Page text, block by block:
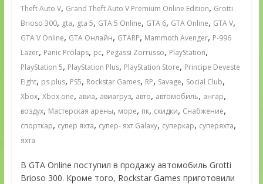
Theft Auto V, Grand Theft Auto V Premium Online Edition, Grotti
Brioso 300, gta, gta 5, GTA 5 Online, GTA 6, GTA Online, GTA V,
GTA V Online, GTA Онлайн, GTARP, Mammoth Avenger, P-996
Lazer, Panic Prolaps, pc, Pegassi Zorrusso, PlayStation,
PlayStation 5, PlayStation Plus, PlayStation Store, Principe Deveste
Eight, ps plus, PS5, Rockstar Games, RP, Savage, Social Club,
Xbox, Xbox one, авиа, авиагруз, авто, автомобиль, ангар,
воздух, Мастерская арены, море, пк, скидки, Снабжение,
спорткар, супер яхта, супер- яхт Galaxy, суперкар, суперяхта,
яхта
В GTA Online поступил в продажу автомобиль Grotti
Brioso 300. Кроме того, Rockstar Games приготовили